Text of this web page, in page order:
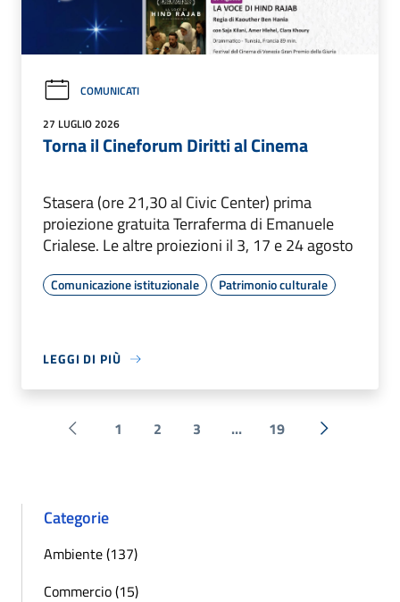
COMUNICATI
27 LUGLIO 2026
Torna il Cineforum Diritti al Cinema
Stasera (ore 21,30 al Civic Center) prima
proiezione gratuita Terraferma di Emanuele
Crialese. Le altre proiezioni il 3, 17 e 24 agosto
Comunicazione istituzionale Patrimonio culturale
LEGGI DI PIÙ
Pagina precedente
1 2 3 ... 19 Successiva
Categorie
Ambiente (137)
Commercio (15)